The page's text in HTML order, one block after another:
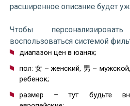
расширенное описание будет
Чтобы
воспользоваться системой
диапазон цен в юанях;
пол: 女 – женский, 男 –
ребенок;
размер – тут будьте